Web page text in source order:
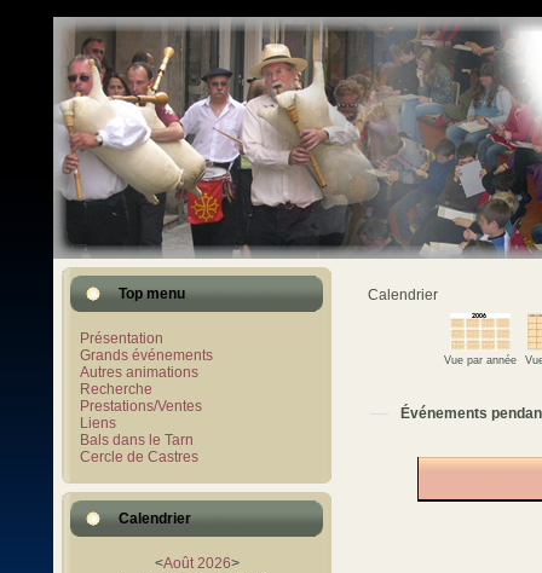
Top menu
Présentation
Grands événements
Autres animations
Recherche
Prestations/Ventes
Liens
Bals dans le Tarn
Cercle de Castres
Calendrier
<Août 2026>
Calendrier
Vue par année
Événements